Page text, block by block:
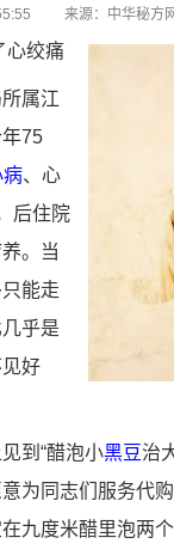
来源： 中华秘方
心绞痛
属江
75
病、心
后住院
。当
能走
乎是
好
到“醋泡小黑豆治
为同志们服务代
九度米醋里泡两